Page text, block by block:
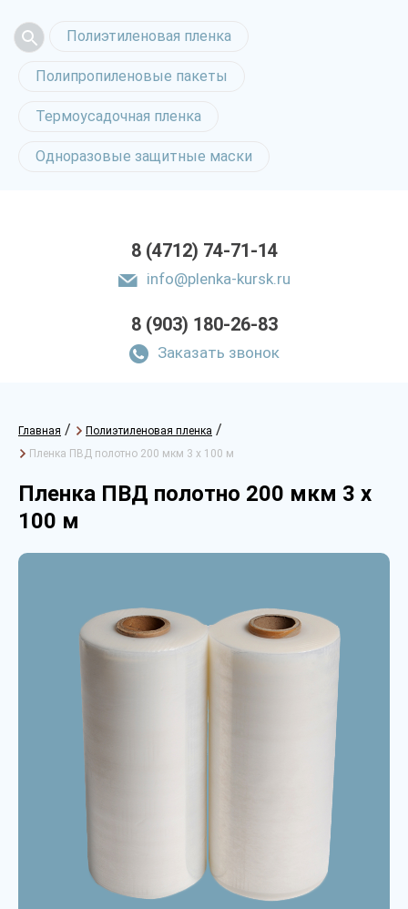
Полиэтиленовая пленка
Полипропиленовые пакеты
Термоусадочная пленка
Одноразовые защитные маски
8 (4712) 74-71-14
info@plenka-kursk.ru
8 (903) 180-26-83
Заказать звонок
Главная / Полиэтиленовая пленка /
Пленка ПВД полотно 200 мкм 3 х 100 м
Пленка ПВД полотно 200 мкм 3 х
100 м